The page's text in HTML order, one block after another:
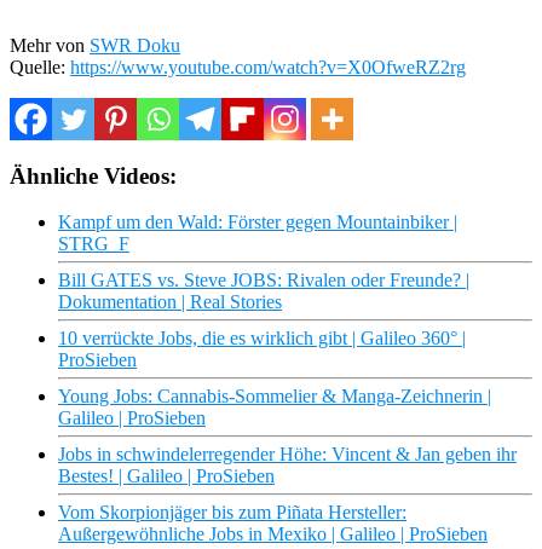
Mehr von SWR Doku
Quelle: https://www.youtube.com/watch?v=X0OfweRZ2rg
Ähnliche Videos:
Kampf um den Wald: Förster gegen Mountainbiker |
STRG_F
Bill GATES vs. Steve JOBS: Rivalen oder Freunde? |
Dokumentation | Real Stories
10 verrückte Jobs, die es wirklich gibt | Galileo 360° |
ProSieben
Young Jobs: Cannabis-Sommelier & Manga-Zeichnerin |
Galileo | ProSieben
Jobs in schwindelerregender Höhe: Vincent & Jan geben ihr
Bestes! | Galileo | ProSieben
Vom Skorpionjäger bis zum Piñata Hersteller:
Außergewöhnliche Jobs in Mexiko | Galileo | ProSieben